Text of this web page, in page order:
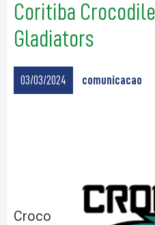
Coritiba
Gladiators
03/03/2024 comunicacao
Croco